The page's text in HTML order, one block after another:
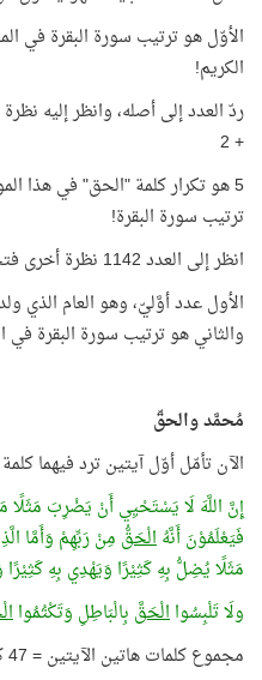
الأوّل هو ترتيب سورة البقرة في
الكريم!
+ 2
ترتيب سورة البقرة!
انظر إلى العدد 1142 نظرة أخرى فتجده = 571 × 2
الأول عدد أوَّليّ، وهو العام الذي
والثاني هو ترتيب سورة البقرة
مُحمَّد والحق
الآن تأمّل أوّل آيتين ترد فيهما
إِنَّ اللَّهَ لَا يَسْتَحْيِي أَنْ يَضْرِبَ مَثَلًا
فَيَعْلَمُوْنَ أَنَّهُالْحَقُّ مِنْ رَبِّهِمْ وَأَمَّا
مَثَلًا يُضِلُّ بِهِ كَثِيْرًا وَيَهْدِي بِهِ
ولَا تَلْبِسُواالْحَقَّ بِالْبَاطِلِ وَتَكْتُمُوا
مجموع كلمات هاتين الآيتين = 47 كلمة!